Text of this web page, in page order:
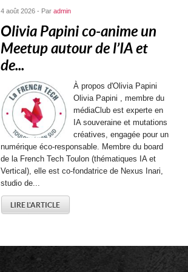
4 août 2026 - Par admin
Olivia Papini co-anime un
Meetup autour de l’IA et
de...
À propos d'Olivia Papini
Olivia Papini , membre du
médiaClub est experte en
IA souveraine et mutations
créatives, engagée pour un
numérique éco-responsable. Membre du board
de la French Tech Toulon (thématiques IA et
Vertical), elle est co-fondatrice de Nexus Inari,
studio de...
LIRE L'ARTICLE